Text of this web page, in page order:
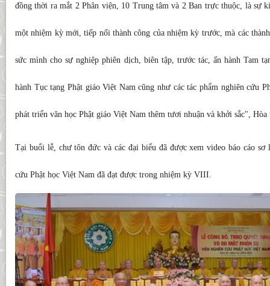
đồng thời ra mắt 2 Phân viện, 10 Trung tâm và 2 Ban trực thuộc, là sự
một nhiệm kỳ mới, tiếp nối thành công của nhiệm kỳ trước, mà các
sức mình cho sự nghiệp phiên dịch, biên tập, trước tác, ấn hành Tam
hành Tục tạng Phật giáo Việt Nam cũng như các tác phẩm nghiên cứu
phát triển văn học Phật giáo Việt Nam thêm tươi nhuận và khởi sắc",
Tại buổi lễ, chư tôn đức và các đại biểu đã được xem video báo cáo sơ
cứu Phật học Việt Nam đã đạt được trong nhiệm kỳ VIII.